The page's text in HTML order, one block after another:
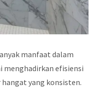
manfaat dalam
menghadirkan efisiensi
yang konsisten.